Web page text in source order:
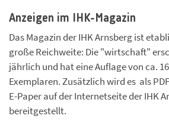
Anzeigen im IHK-Magazin
Das Magazin der IHK Arnsberg ist
große Reichweite: Die "wirtschaft"
jährlich und hat eine Auflage von ca.
Exemplaren. Zusätzlich wird es als
E-Paper auf der Internetseite der IHK
bereitgestellt.